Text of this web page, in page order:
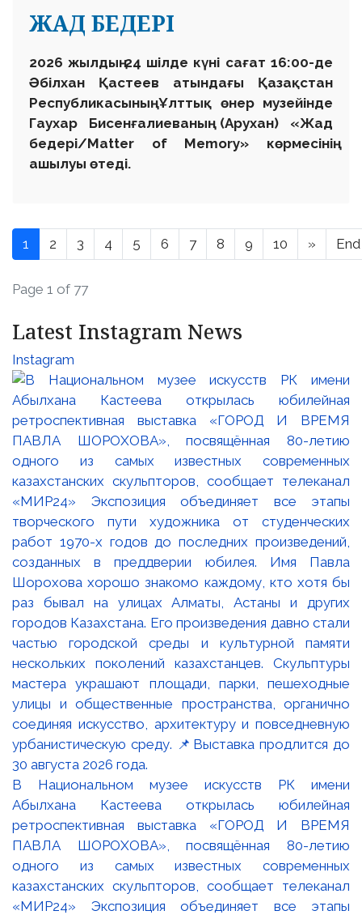
ЖАД БЕДЕРІ
2026 жылдың 24 шілде күні сағат 16:00-де
Әбілхан Қастеев атындағы Қазақстан
Республикасының Ұлттық өнер музейінде
Гаухар Бисенғалиеваның (Арухан) «Жад
бедері/Matter of Memory» көрмесінің
ашылуы өтеді.
1 2 3 4 5 6 7 8 9 10 » End
Page 1 of 77
Latest Instagram News
Instagram
В Национальном музее искусств РК имени
Абылхана Кастеева открылась юбилейная
ретроспективная выставка «ГОРОД И ВРЕМЯ
ПАВЛА ШОРОХОВА», посвящённая 80-летию
одного из самых известных современных
казахстанских скульпторов, сообщает телеканал
«МИР24» Экспозиция объединяет все этапы